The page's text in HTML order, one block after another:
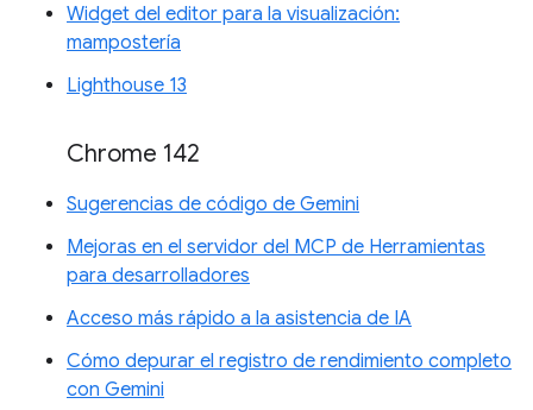
Widget del editor para la visualización:
mampostería
Lighthouse 13
Chrome 142
Sugerencias de código de Gemini
Mejoras en el servidor del MCP de Herramientas
para desarrolladores
Acceso más rápido a la asistencia de IA
Cómo depurar el registro de rendimiento completo
con Gemini